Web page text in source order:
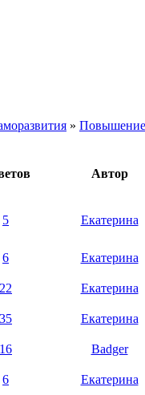
» Повышение
Автор
5 Екатерина
6 Екатерина
22 Екатерина
35 Екатерина
16 Badger
6 Екатерина